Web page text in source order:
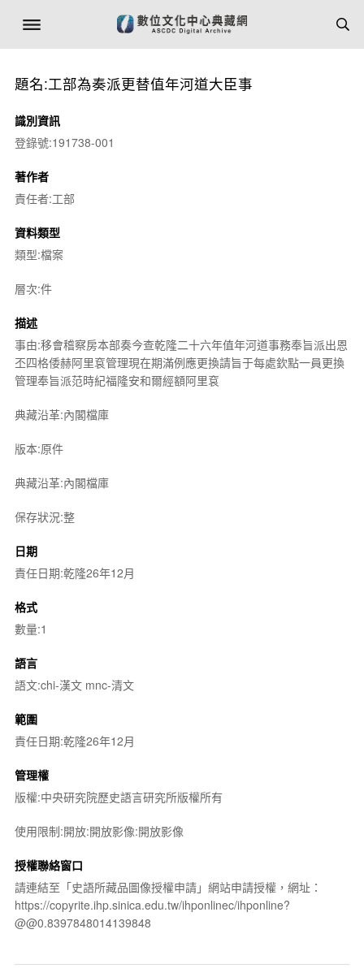
題名:工部為奏派更替值年河道大臣事
識別資訊
登錄號:191738-001
著作者
責任者:工部
資料類型
類型:檔案
層次:件
描述
事由:移會稽察房本部奏今查乾隆二十六年值年河道事務奉旨派出恩
丕四格倭赫阿里袞管理現在期滿例應更換請旨于每處欽點一員更換
管理奉旨派范時紀福隆安和爾經額阿里袞
典藏沿革:內閣檔庫
版本:原件
典藏沿革:內閣檔庫
保存狀況:整
日期
責任日期:乾隆26年12月
格式
數量:1
語言
語文:chi-漢文 mnc-清文
範圍
責任日期:乾隆26年12月
管理權
版權:中央研究院歷史語言研究所版權所有
使用限制:開放:開放影像:開放影像
授權聯絡窗口
請連結至「史語所藏品圖像授權申請」網站申請授權，網址：
https://copyrite.ihp.sinica.edu.tw/ihponlinec/ihponline?
@@0.8397848014139848